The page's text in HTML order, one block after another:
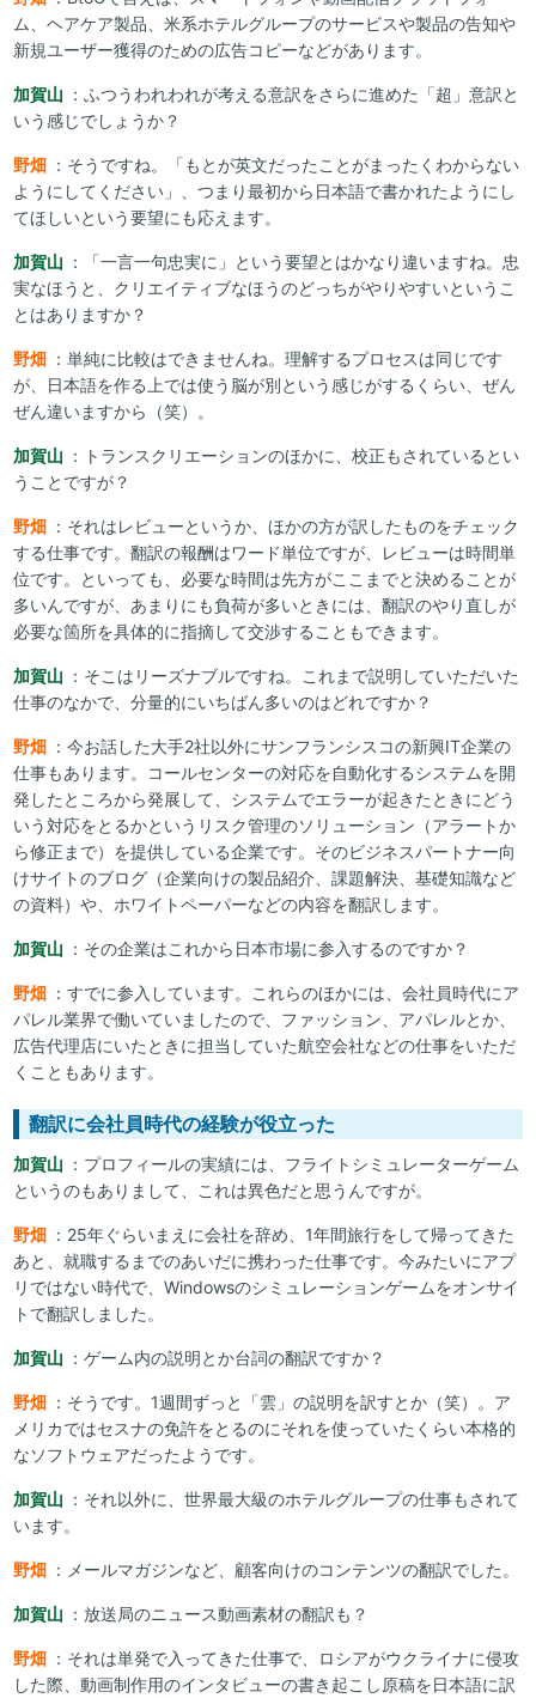
ム、ヘアケア製品、米系ホテルグループのサービスや製品の告知や
新規ユーザー獲得のための広告コピーなどがあります。
加賀山 ：ふつうわれわれが考える意訳をさらに進めた「超」意訳と
いう感じでしょうか？
野畑 ：そうですね。「もとが英文だったことがまったくわからない
ようにしてください」、つまり最初から日本語で書かれたようにし
てほしいという要望にも応えます。
加賀山 ：「一言一句忠実に」という要望とはかなり違いますね。忠
実なほうと、クリエイティブなほうのどっちがやりやすいというこ
とはありますか？
野畑 ：単純に比較はできませんね。理解するプロセスは同じです
が、日本語を作る上では使う脳が別という感じがするくらい、ぜん
ぜん違いますから（笑）。
加賀山 ：トランスクリエーションのほかに、校正もされているとい
うことですが？
野畑 ：それはレビューというか、ほかの方が訳したものをチェック
する仕事です。翻訳の報酬はワード単位ですが、レビューは時間単
位です。といっても、必要な時間は先方がここまでと決めることが
多いんですが、あまりにも負荷が多いときには、翻訳のやり直しが
必要な箇所を具体的に指摘して交渉することもできます。
加賀山 ：そこはリーズナブルですね。これまで説明していただいた
仕事のなかで、分量的にいちばん多いのはどれですか？
野畑 ：今お話した大手2社以外にサンフランシスコの新興IT企業の
仕事もあります。コールセンターの対応を自動化するシステムを開
発したところから発展して、システムでエラーが起きたときにどう
いう対応をとるかというリスク管理のソリューション（アラートか
ら修正まで）を提供している企業です。そのビジネスパートナー向
けサイトのブログ（企業向けの製品紹介、課題解決、基礎知識など
の資料）や、ホワイトペーパーなどの内容を翻訳します。
加賀山 ：その企業はこれから日本市場に参入するのですか？
野畑 ：すでに参入しています。これらのほかには、会社員時代にア
パレル業界で働いていましたので、ファッション、アパレルとか、
広告代理店にいたときに担当していた航空会社などの仕事をいただ
くこともあります。
翻訳に会社員時代の経験が役立った
加賀山 ：プロフィールの実績には、フライトシミュレーターゲーム
というのもありまして、これは異色だと思うんですが。
野畑 ：25年ぐらいまえに会社を辞め、1年間旅行をして帰ってきた
あと、就職するまでのあいだに携わった仕事です。今みたいにアプ
リではない時代で、Windowsのシミュレーションゲームをオンサイ
トで翻訳しました。
加賀山 ：ゲーム内の説明とか台詞の翻訳ですか？
野畑 ：そうです。1週間ずっと「雲」の説明を訳すとか（笑）。ア
メリカではセスナの免許をとるのにそれを使っていたくらい本格的
なソフトウェアだったようです。
加賀山 ：それ以外に、世界最大級のホテルグループの仕事もされて
います。
野畑 ：メールマガジンなど、顧客向けのコンテンツの翻訳でした。
加賀山 ：放送局のニュース動画素材の翻訳も？
野畑 ：それは単発で入ってきた仕事で、ロシアがウクライナに侵攻
した際、動画制作用のインタビューの書き起こし原稿を日本語に訳